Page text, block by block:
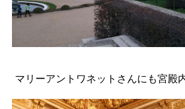
マリーアントワネットさんにも宮殿